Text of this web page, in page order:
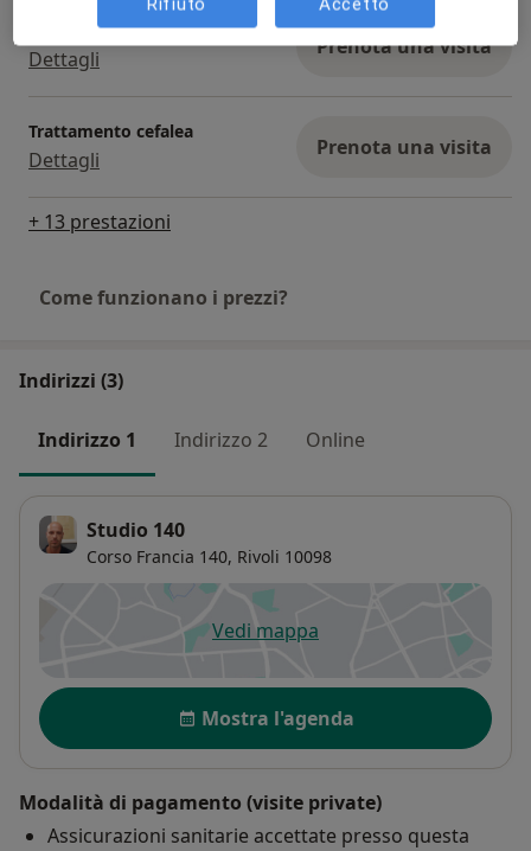
Trattamento della cervicalgia
Dettagli Prenota una visita
Trattamento cefalea
Dettagli Prenota una visita
+ 13 prestazioni
Come funzionano i prezzi?
Indirizzi (3)
Indirizzo 1 Indirizzo 2 Online
Studio 140
Corso Francia 140, Rivoli 10098
Vedi mappasi apre in una nuova scheda
Disponibilità
Mostra l'agenda
Modalità di pagamento (visite private)
Assicurazioni sanitarie accettate presso questa